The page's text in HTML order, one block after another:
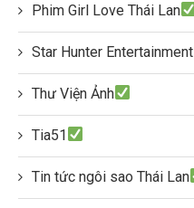
Phim Girl Love Thái Lan
Star Hunter Entertainment
Thư Viện Ảnh
Tia51
Tin tức ngôi sao Thái Lan